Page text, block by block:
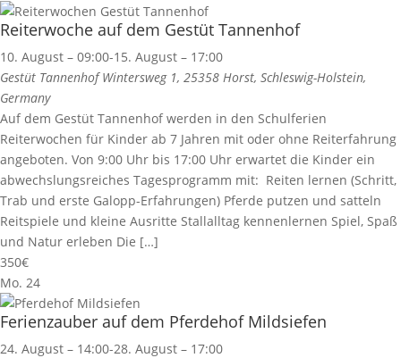
Reiterwoche auf dem Gestüt Tannenhof
10. August – 09:00-15. August – 17:00
Gestüt TannenhofWintersweg 1, 25358 Horst, Schleswig-Holstein,
Germany
Auf dem Gestüt Tannenhof werden in den Schulferien
Reiterwochen für Kinder ab 7 Jahren mit oder ohne Reiterfahrung
angeboten. Von 9:00 Uhr bis 17:00 Uhr erwartet die Kinder ein
abwechslungsreiches Tagesprogramm mit: Reiten lernen (Schritt,
Trab und erste Galopp-Erfahrungen) Pferde putzen und satteln
Reitspiele und kleine Ausritte Stallalltag kennenlernen Spiel, Spaß
und Natur erleben Die […]
350€
Mo. 24
Ferienzauber auf dem Pferdehof Mildsiefen
24. August – 14:00-28. August – 17:00